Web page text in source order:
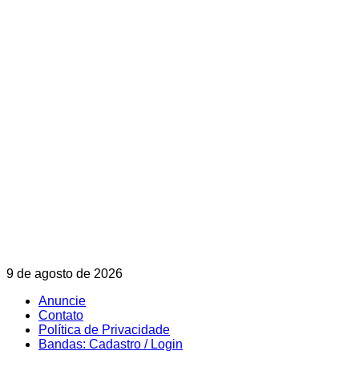
Skip
content
9 de agosto de 2026
Anuncie
Contato
Política de Privacidade
Bandas: Cadastro / Login